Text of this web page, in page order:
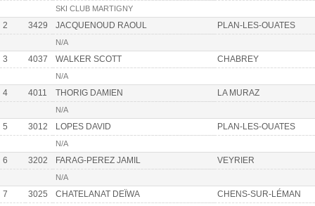
SKI CLUB MARTIGNY
2 3429 JACQUENOUD RAOUL PLAN-LES-OUATES
N/A
3 4037 WALKER SCOTT CHABREY
N/A
4 4011 THORIG DAMIEN LA MURAZ
N/A
5 3012 LOPES DAVID PLAN-LES-OUATES
N/A
6 3202 FARAG-PEREZ JAMIL VEYRIER
N/A
7 3025 CHATELANAT DEÏWA CHENS-SUR-LÉMAN